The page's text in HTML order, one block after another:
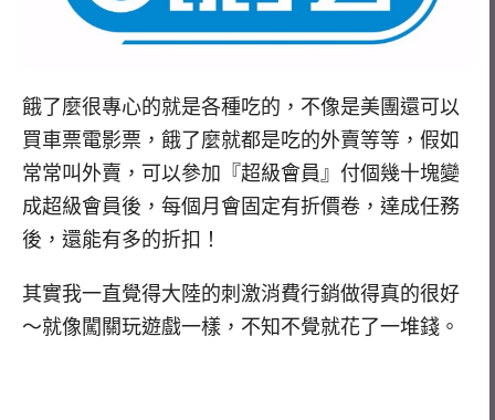
餓了麼很專心的就是各種吃的，不像是美團還可以
買車票電影票，餓了麼就都是吃的外賣等等，假如
常常叫外賣，可以參加『超級會員』付個幾十塊變
成超級會員後，每個月會固定有折價卷，達成任務
後，還能有多的折扣！
其實我一直覺得大陸的刺激消費行銷做得真的很好
～就像闖關玩遊戲一樣，不知不覺就花了一堆錢。